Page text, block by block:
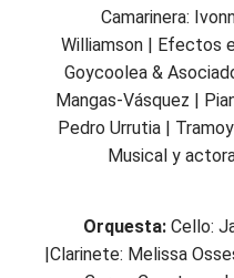
Camarinera:
Williamson | Efectos
Goycoolea &
Mangas-Vásquez |
Pedro Urrutia |
Musical y
Orquesta: Cello:
|Clarinete: Melissa